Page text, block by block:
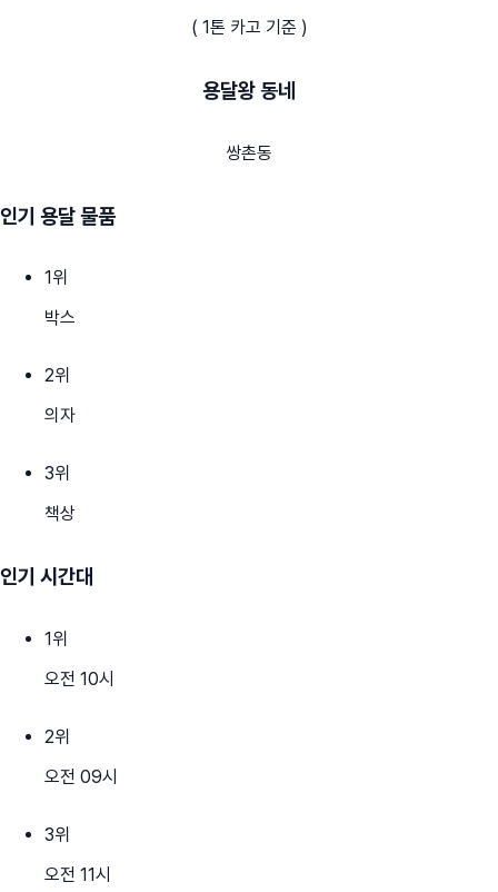
( 1톤 카고 기준 )
용달왕 동네
쌍촌동
인기 용달 물품
1위
박스
2위
의자
3위
책상
인기 시간대
1위
오전 10시
2위
오전 09시
3위
오전 11시